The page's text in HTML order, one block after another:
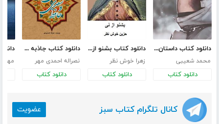
دانلود کتاب داستان خدا
محمد شعیبی
دانلود کتاب
دانلود کتاب بشنو از نی
زهرا خوش نظر
دانلود کتاب
دانلود کتاب جاذبه های تشیع در آثار مولوی، سعدی و حافظ
نصراله احمدی مهر
دانلود کتاب
کانال تلگرام کتاب سبز عضویت